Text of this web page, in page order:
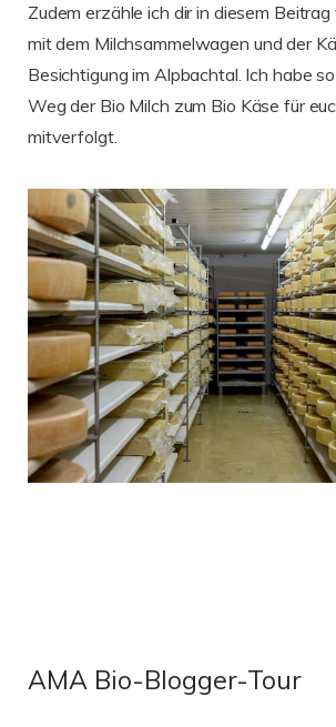
Zudem erzähle ich dir in diesem
mit dem Milchsammelwagen und der
Besichtigung im Alpbachtal. Ich habe
Weg der Bio Milch zum Bio Käse für
mitverfolgt.
AMA Bio-Blogger-Tour